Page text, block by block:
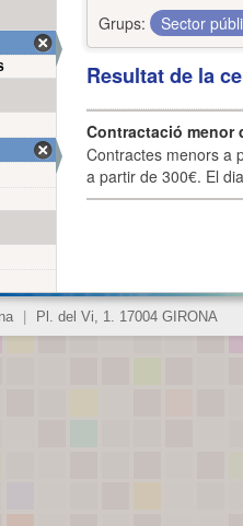
Grups:
Sector
Resultat de la
Contractació menor
Contractes menors a
a partir de 300€. El
Pl. del Vi, 1. 17004 GIRONA